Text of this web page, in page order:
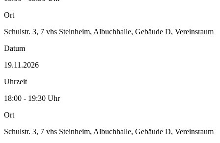
Ort
Schulstr. 3, 7 vhs Steinheim, Albuchhalle, Gebäude D, Vereinsraum
Datum
19.11.2026
Uhrzeit
18:00 - 19:30 Uhr
Ort
Schulstr. 3, 7 vhs Steinheim, Albuchhalle, Gebäude D, Vereinsraum